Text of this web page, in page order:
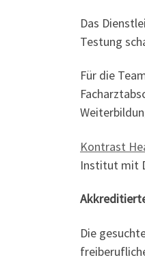
Das
Testung
Für die
Kontrast
Institut mit
Die